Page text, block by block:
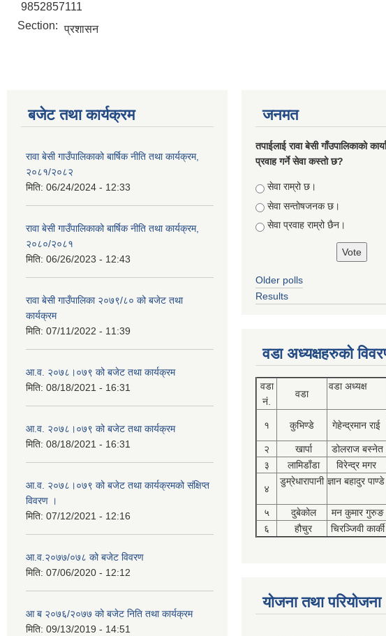
9852857111
Section: प्रशासन
बजेट तथा कार्यक्रम
रावा बेसी गाउँपालिकाको बार्षिक नीति तथा कार्यक्रम,
२०८१/२०८२
मिति: 06/24/2024 - 12:33
रावा बेसी गाउँपालिकाको बार्षिक नीति तथा कार्यक्रम,
२०८०/२०८१
मिति: 06/26/2023 - 12:43
रावा बेसी गाउँपालिका २०७९/८० को बजेट तथा
कार्यक्रम
मिति: 07/11/2022 - 11:39
आ.व. २०७८।०७९ को बजेट तथा कार्यक्रम
मिति: 08/18/2021 - 16:31
आ.व. २०७८।०७९ को बजेट तथा कार्यक्रम
मिति: 08/18/2021 - 16:31
आ.व. २०७८।०७९ को बजेट तथा कार्यक्रमको संक्षिप्त
विवरण ।
मिति: 07/12/2021 - 12:16
आ.व.२०७७/०७८ को बजेट विवरण
मिति: 07/06/2020 - 12:12
आ ब २०७६/२०७७ को बजेट निति तथा कार्यक्रम
मिति: 09/13/2019 - 14:51
जनमत
तपाईलाई रावा बेसी गाँउपालिकाको
प्रवाह गर्ने सेवा कस्तो छ?
Choices
सेवा राम्रो छ।
सेवा सन्तोषजनक छ।
सेवा प्रवाह राम्रो छैन।
Older polls
Results
वडा अध्यक्षहरुको
वडा
नं.
वडा
वडा अध्यक्ष
१ कुभिण्डे गेहेन्द्रमान राई
२ खार्पा डोलराज बस्नेत
३
लामिडाँडा विरेन्द्र मगर
४
डुम्रेधारापानी ज्ञान बहादुर पाण्डे
५ दुबेकोल मन कुमार गुरुङ
६
हौचुर चिरञ्जिवी कार्की
योजना तथा परियोजना